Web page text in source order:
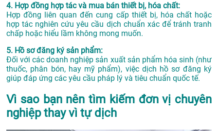
4. Hợp đồng hợp tác và mua bán thiết bị, hóa chất:
Hợp đồng liên quan đến cung cấp thiết bị, hóa chất hoặc
hợp tác nghiên cứu yêu cầu dịch chuẩn xác để tránh tranh
chấp hoặc hiểu lầm không mong muốn.
5. Hồ sơ đăng ký sản phẩm:
Đối với các doanh nghiệp sản xuất sản phẩm hóa sinh (như
thuốc, phân bón, hay mỹ phẩm), việc dịch hồ sơ đăng ký
giúp đáp ứng các yêu cầu pháp lý và tiêu chuẩn quốc tế.
Vì sao bạn nên tìm kiếm đơn vị chuyên
nghiệp thay vì tự dịch